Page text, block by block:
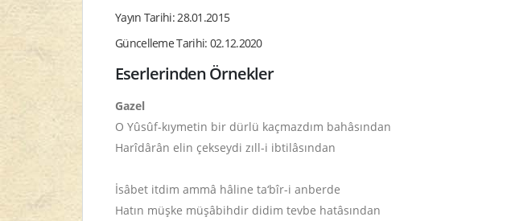
Yayın Tarihi: 28.01.2015
Güncelleme Tarihi: 02.12.2020
Eserlerinden Örnekler
Gazel
O Yûsûf-kıymetin bir dürlü kaçmazdım bahâsından
Harîdârân elin çekseydi zıll-i ibtilâsından
İsâbet itdim ammâ hâline ta‘bîr-i anberde
Hatın müşke müşâbihdir didim tevbe hatâsından